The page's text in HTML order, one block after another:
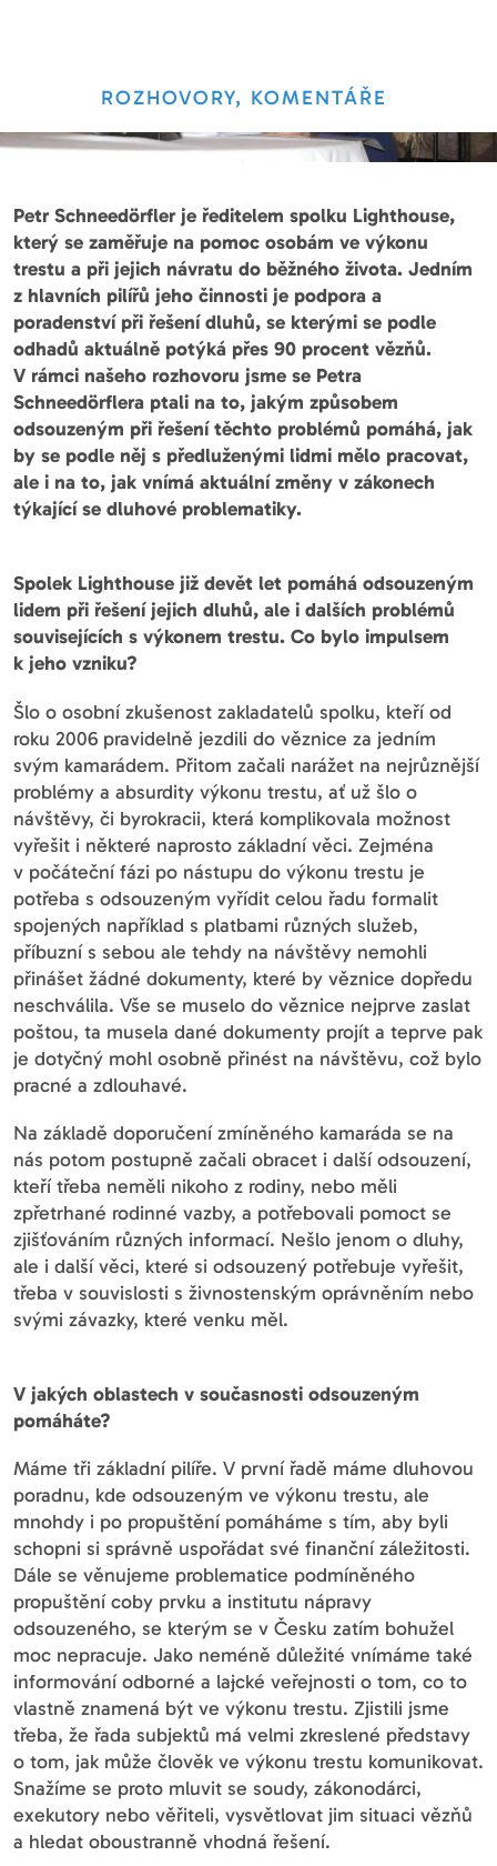
ROZHOVORY, KOMENTÁŘE
Petr Schneedörfler je ředitelem spolku Lighthouse,
který se zaměřuje na pomoc osobám ve výkonu
trestu a při jejich návratu do běžného života. Jedním
z hlavních pilířů jeho činnosti je podpora a
poradenství při řešení dluhů, se kterými se podle
odhadů aktuálně potýká přes 90 procent vězňů.
V rámci našeho rozhovoru jsme se Petra
Schneedörflera ptali na to, jakým způsobem
odsouzeným při řešení těchto problémů pomáhá, jak
by se podle něj s předluženými lidmi mělo pracovat,
ale i na to, jak vnímá aktuální změny v zákonech
týkající se dluhové problematiky.
Spolek Lighthouse již devět let pomáhá odsouzeným
lidem při řešení jejich dluhů, ale i dalších problémů
souvisejících s výkonem trestu. Co bylo impulsem
k jeho vzniku?
Šlo o osobní zkušenost zakladatelů spolku, kteří od
roku 2006 pravidelně jezdili do věznice za jedním
svým kamarádem. Přitom začali narážet na nejrůznější
problémy a absurdity výkonu trestu, ať už šlo o
návštěvy, či byrokracii, která komplikovala možnost
vyřešit i některé naprosto základní věci. Zejména
v počáteční fázi po nástupu do výkonu trestu je
potřeba s odsouzeným vyřídit celou řadu formalit
spojených například s platbami různých služeb,
příbuzní s sebou ale tehdy na návštěvy nemohli
přinášet žádné dokumenty, které by věznice dopředu
neschválila. Vše se muselo do věznice nejprve zaslat
poštou, ta musela dané dokumenty projít a teprve pak
je dotyčný mohl osobně přinést na návštěvu, což bylo
pracné a zdlouhavé.
Na základě doporučení zmíněného kamaráda se na
nás potom postupně začali obracet i další odsouzení,
kteří třeba neměli nikoho z rodiny, nebo měli
zpřetrhané rodinné vazby, a potřebovali pomoct se
zjišťováním různých informací. Nešlo jenom o dluhy,
ale i další věci, které si odsouzený potřebuje vyřešit,
třeba v souvislosti s živnostenským oprávněním nebo
svými závazky, které venku měl.
V jakých oblastech v současnosti odsouzeným
pomáháte?
Máme tři základní pilíře. V první řadě máme dluhovou
poradnu, kde odsouzeným ve výkonu trestu, ale
mnohdy i po propuštění pomáháme s tím, aby byli
schopni si správně uspořádat své finanční záležitosti.
Dále se věnujeme problematice podmíněného
propuštění coby prvku a institutu nápravy
odsouzeného, se kterým se v Česku zatím bohužel
moc nepracuje. Jako neméně důležité vnímáme také
informování odborné a lajcké veřejnosti o tom, co to
vlastně znamená být ve výkonu trestu. Zjistili jsme
třeba, že řada subjektů má velmi zkreslené představy
o tom, jak může člověk ve výkonu trestu komunikovat.
Snažíme se proto mluvit se soudy, zákonodárci,
exekutory nebo věřiteli, vysvětlovat jim situaci vězňů
a hledat oboustranně vhodná řešení.